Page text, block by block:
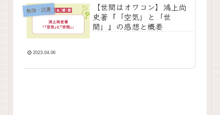
勉強・読書
【世間はオワコン】鴻上尚
史著『「空気」と「世
間」』の感想と概要
2023.04.06